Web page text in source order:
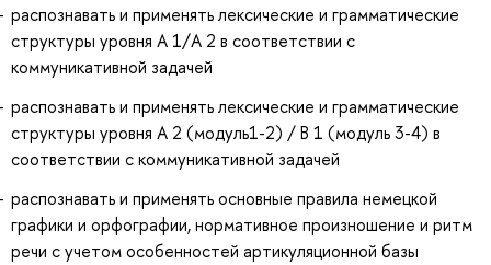
распознавать и применять лексические и грамматические
структуры уровня А 1/А 2 в соответствии с
коммуникативной задачей
распознавать и применять лексические и грамматические
структуры уровня А 2 (модуль1-2) / B 1 (модуль 3-4) в
соответствии с коммуникативной задачей
распознавать и применять основные правила немецкой
графики и орфографии, нормативное произношение и ритм
речи с учетом особенностей артикуляционной базы